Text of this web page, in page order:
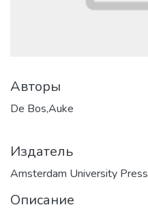
Авторы
De Bos,Auke
Издатель
Amsterdam University Press
Описание